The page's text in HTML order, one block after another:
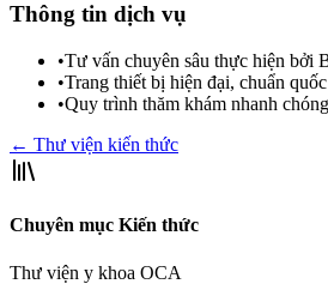
Thông tin dịch vụ
•Tư vấn chuyên sâu thực hiện bởi
•Trang thiết bị hiện đại, chuẩn
•Quy trình thăm khám nhanh
← Thư viện kiến thức
Chuyên mục Kiến thức
Thư viện y khoa OCA